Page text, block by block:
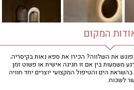
המקום
את השלווה? הכירו את ספא נאות בקיסריה.
משמעות בין אם זו חגיגה אישית או פשוט זמן
הים והטיפול המקצועי יוצרים יחד חוויה
לשכוח.